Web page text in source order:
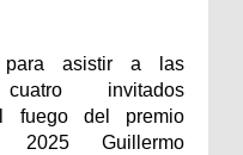
para asistir a las
invitados
fuego del premio
Guillermo